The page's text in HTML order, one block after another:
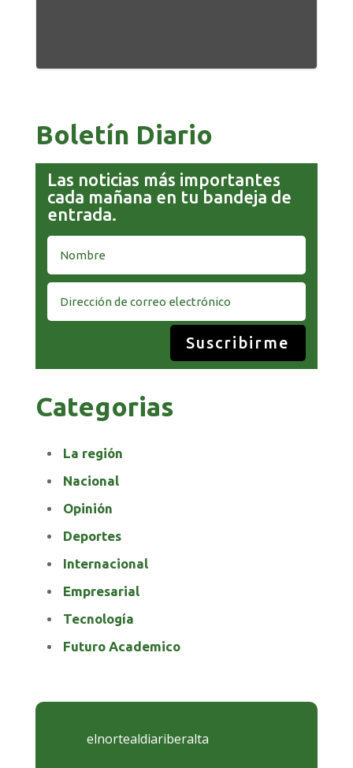
Boletín Diario
Las noticias más importantes
cada mañana en tu bandeja de
entrada.
Suscribirme
Categorias
La región
Nacional
Opinión
Deportes
Internacional
Empresarial
Tecnología
Futuro Academico
elnortealdiariberalta